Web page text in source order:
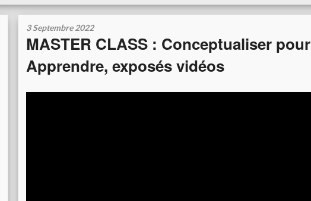
3 Septembre 2022
MASTER CLASS : Conceptualiser pour
Apprendre, exposés vidéos